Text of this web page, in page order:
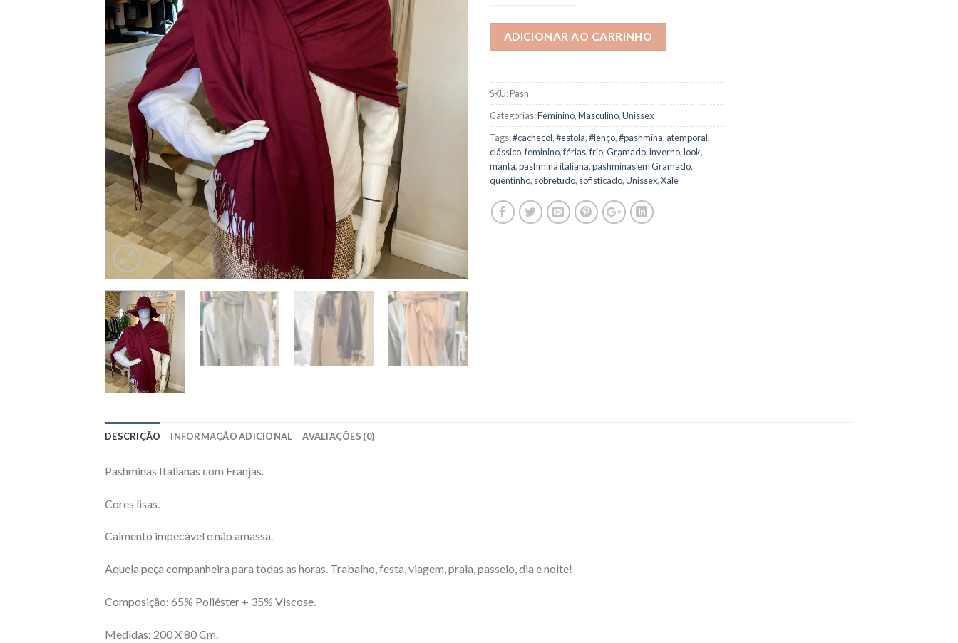
ADICIONAR AO CARRINHO
SKU:Pash
Categorias:Feminino,Masculino,Unissex
Tags:#cachecol,#estola,#lenço,#pashmina, atemporal,
clássico,feminino,férias,frio,Gramado,inverno,look,
manta,pashmina italiana,pashminas em Gramado,
quentinho, sobretudo, sofisticado,Unissex,Xale
DESCRIÇÃO INFORMAÇÃO ADICIONAL AVALIAÇÕES (0)
Pashminas Italianas com Franjas.
Cores lisas.
Caimento impecável e não amassa.
Aquela peça companheira para todas as horas. Trabalho, festa, viagem, praia, passeio, dia e noite!
Composição: 65% Poliéster + 35% Viscose.
Medidas: 200 X 80 Cm.